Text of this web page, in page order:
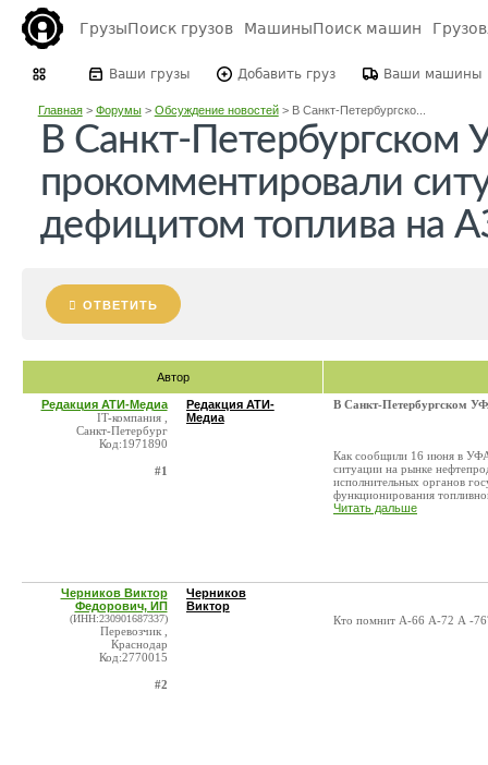
ГрузыПоиск грузов МашиныПоиск машин
Ваши грузы Добавить груз Ваши машины
Главная> Форумы> Обсуждение новостей> В Санкт-Петербургско...
В Санкт-Петербургском
прокомментировали
дефицитом топлива на
ОТВЕТИТЬ
Автор
Редакция АТИ-Медиа
IT-компания ,
Санкт-Петербург
Код:1971890
#1
Редакция АТИ-
Медиа
В Санкт-Петербургском
Как сообщили 16 июня в
ситуации на рынке
исполнительных органов
функционирования
Читать дальше
Черников Виктор
Федорович, ИП
(ИНН:230901687337)
Перевозчик ,
Краснодар
Код:2770015
#2
Черников
Виктор
Кто помнит А-66 А-72 А -